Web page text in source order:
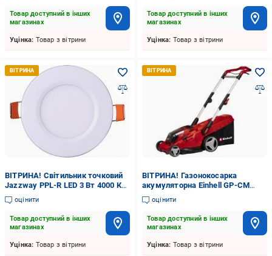
Товар доступний в інших
магазинах
Уцінка: Товар з вітрини
Товар доступний в інших
магазинах
Уцінка: Товар з вітрини
ВІТРИНА! Світильник точковий
Jazzway PPL-R LED 3 Вт 4000 К
білий
оцінити
Товар доступний в інших
магазинах
Уцінка: Товар з вітрини
ВІТРИНА! Газонокосарка
акумуляторна Einhell GP-CM
36/41 Li-Solo (3413275)
оцінити
Товар доступний в інших
магазинах
Уцінка: Товар з вітрини